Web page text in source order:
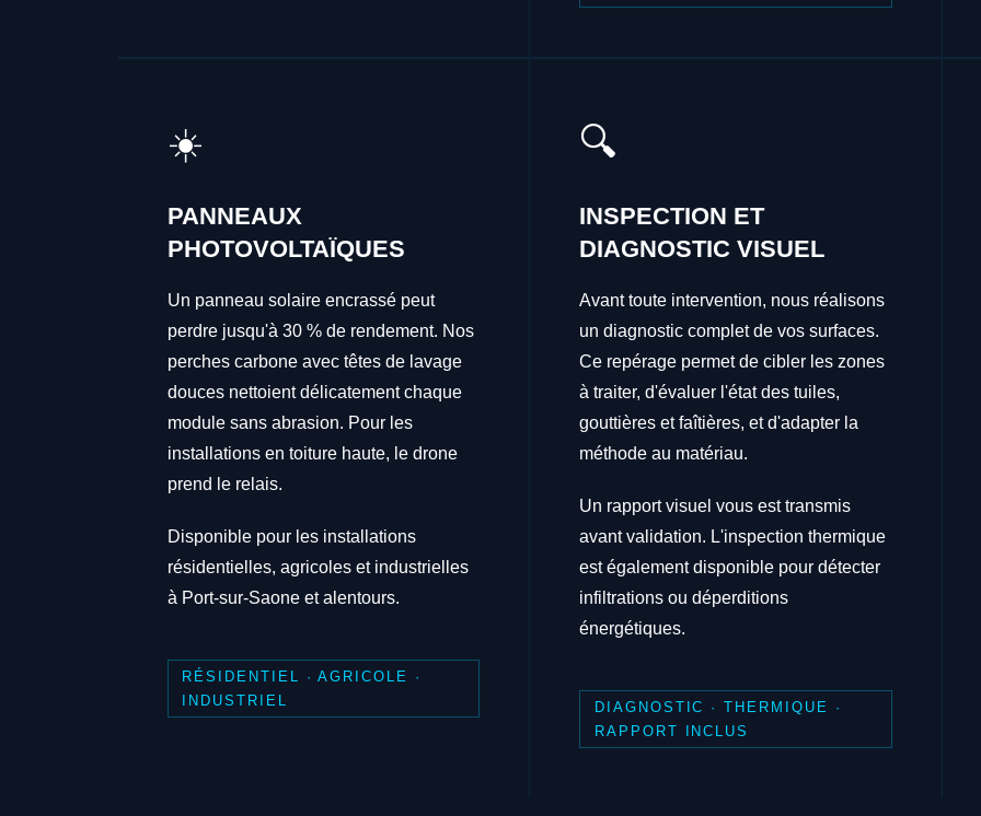
☀️
PANNEAUX
PHOTOVOLTAÏQUES
Un panneau solaire encrassé peut
perdre jusqu'à 30 % de rendement. Nos
perches carbone avec têtes de lavage
douces nettoient délicatement chaque
module sans abrasion. Pour les
installations en toiture haute, le drone
prend le relais.
Disponible pour les installations
résidentielles, agricoles et industrielles
à Port-sur-Saone et alentours.
RÉSIDENTIEL · AGRICOLE ·
INDUSTRIEL
🔍
INSPECTION ET
DIAGNOSTIC VISUEL
Avant toute intervention, nous réalisons
un diagnostic complet de vos surfaces.
Ce repérage permet de cibler les zones
à traiter, d'évaluer l'état des tuiles,
gouttières et faîtières, et d'adapter la
méthode au matériau.
Un rapport visuel vous est transmis
avant validation. L'inspection thermique
est également disponible pour détecter
infiltrations ou déperditions
énergétiques.
DIAGNOSTIC · THERMIQUE ·
RAPPORT INCLUS